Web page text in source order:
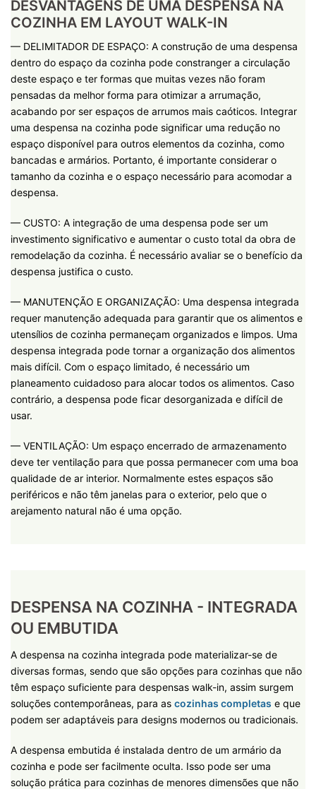
DESVANTAGENS DE UMA DESPENSA NA
COZINHA EM LAYOUT WALK-IN
— DELIMITADOR DE ESPAÇO: A construção de uma despensa
dentro do espaço da cozinha pode constranger a circulação
deste espaço e ter formas que muitas vezes não foram
pensadas da melhor forma para otimizar a arrumação,
acabando por ser espaços de arrumos mais caóticos. Integrar
uma despensa na cozinha pode significar uma redução no
espaço disponível para outros elementos da cozinha, como
bancadas e armários. Portanto, é importante considerar o
tamanho da cozinha e o espaço necessário para acomodar a
despensa.
— CUSTO: A integração de uma despensa pode ser um
investimento significativo e aumentar o custo total da obra de
remodelação da cozinha. É necessário avaliar se o benefício da
despensa justifica o custo.
— MANUTENÇÃO E ORGANIZAÇÃO: Uma despensa integrada
requer manutenção adequada para garantir que os alimentos e
utensílios de cozinha permaneçam organizados e limpos. Uma
despensa integrada pode tornar a organização dos alimentos
mais difícil. Com o espaço limitado, é necessário um
planeamento cuidadoso para alocar todos os alimentos. Caso
contrário, a despensa pode ficar desorganizada e difícil de
usar.
— VENTILAÇÃO: Um espaço encerrado de armazenamento
deve ter ventilação para que possa permanecer com uma boa
qualidade de ar interior. Normalmente estes espaços são
periféricos e não têm janelas para o exterior, pelo que o
arejamento natural não é uma opção.
DESPENSA NA COZINHA - INTEGRADA
OU EMBUTIDA
A despensa na cozinha integrada pode materializar-se de
diversas formas, sendo que são opções para cozinhas que não
têm espaço suficiente para despensas walk-in, assim surgem
soluções contemporâneas, para as cozinhas completas e que
podem ser adaptáveis para designs modernos ou tradicionais.
A despensa embutida é instalada dentro de um armário da
cozinha e pode ser facilmente oculta. Isso pode ser uma
solução prática para cozinhas de menores dimensões que não